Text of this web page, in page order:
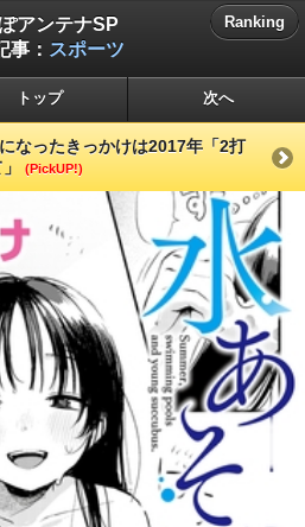
アンテナSP
事： スポーツ
Ranking
トップ 次へ
なったきっかけは2017年「2打
(PickUP!)